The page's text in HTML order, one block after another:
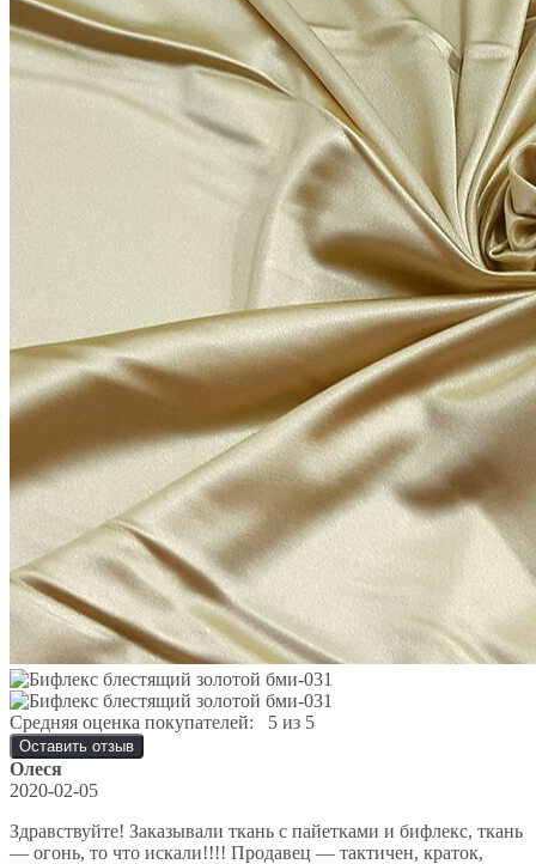
Средняя оценка покупателей: 5 из 5
Оставить отзыв
Олеся
2020-02-05
Здравствуйте! Заказывали ткань с пайетками и бифлекс, ткань
— огонь, то что искали!!!! Продавец — тактичен, краток,